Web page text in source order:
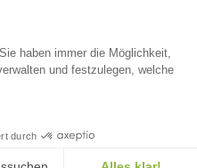
✕
puis-je vous aider ?